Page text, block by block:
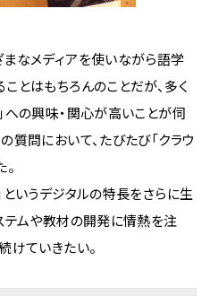
なメディアを使いながら語学
とはもちろんのことだが、多く
への興味・関心が高いことが伺
質問において、たびたび「クラウ
というデジタルの特長をさらに生
テムや教材の開発に情熱を注
けていきたい。